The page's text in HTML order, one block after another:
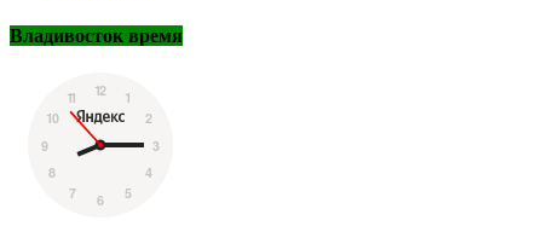
Владивосток время